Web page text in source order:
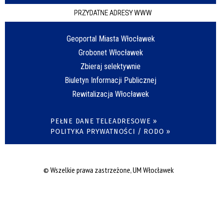
PRZYDATNE ADRESY WWW
Geoportal Miasta Włocławek
Grobonet Włocławek
Zbieraj selektywnie
Biuletyn Informacji Publicznej
Rewitalizacja Włocławek
PEŁNE DANE TELEADRESOWE »
POLITYKA PRYWATNOŚCI / RODO »
© Wszelkie prawa zastrzeżone, UM Włocławek